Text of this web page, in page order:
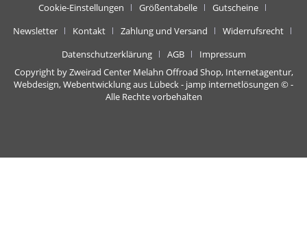
Cookie-Einstellungen
Größentabelle
Gutscheine
Newsletter
Kontakt Zahlung und Versand
Widerrufsrecht
Datenschutzerklärung
AGB
Impressum
Copyright by Zweirad Center Melahn Offroad Shop, Internetagentur,
Webdesign, Webentwicklung aus Lübeck - jamp internetlösungen © -
Alle Rechte vorbehalten